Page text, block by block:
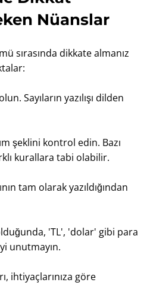
Nüanslar
sırasında dikkate almanız
Sayıların yazılışı dilden
şeklini kontrol edin. Bazı
kurallara tabi olabilir.
tam olarak yazıldığından
'TL', 'dolar' gibi para
unutmayın.
ihtiyaçlarınıza göre